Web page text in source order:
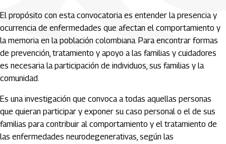
El propósito con esta convocatoria es entender la presencia y
ocurrencia de enfermedades que afectan el comportamiento y
la memoria en la población colombiana. Para encontrar formas
de prevención, tratamiento y apoyo a las familias y cuidadores
es necesaria la participación de individuos, sus familias y la
comunidad.
Es una investigación que convoca a todas aquellas personas
que quieran participar y exponer su caso personal o el de sus
familias para contribuir al comportamiento y el tratamiento de
las enfermedades neurodegenerativas, según las